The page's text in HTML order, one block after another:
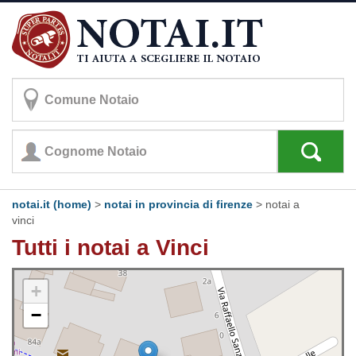
notai.it (home) > notai in provincia di firenze > notai a
vinci
Tutti i notai a Vinci
+
−